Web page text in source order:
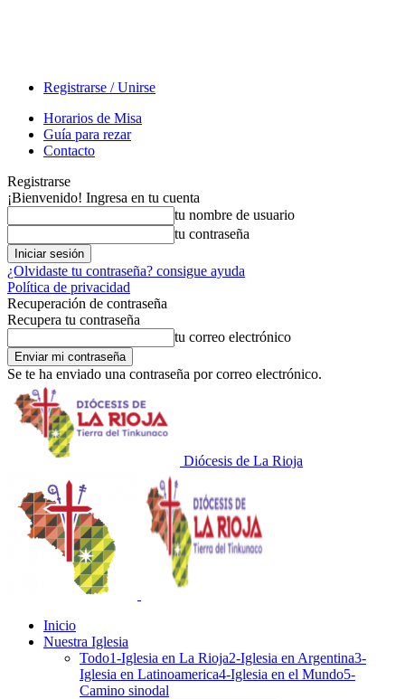
Registrarse / Unirse
Horarios de Misa
Guía para rezar
Contacto
Registrarse
¡Bienvenido! Ingresa en tu cuenta
tu nombre de usuario
tu contraseña
¿Olvidaste tu contraseña? consigue ayuda
Política de privacidad
Recuperación de contraseña
Recupera tu contraseña
tu correo electrónico
Se te ha enviado una contraseña por correo electrónico.
Diócesis de La Rioja
Inicio
Nuestra Iglesia
Todo1-Iglesia en La Rioja2-Iglesia en Argentina3-
Iglesia en Latinoamerica4-Iglesia en el Mundo5-
Camino sinodal